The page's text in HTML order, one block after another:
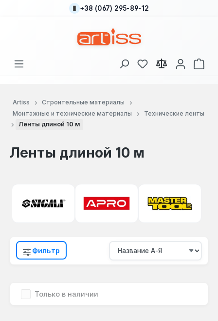
Перейти к основному содержанию
+38 (067) 295-89-12
У вас есть товары
В
Artiss
Строительные материалы
Монтажные и технические материалы
Технические ленты
Ленты длиной 10 м
Ленты длиной 10 м
Фильтр
Только в наличии